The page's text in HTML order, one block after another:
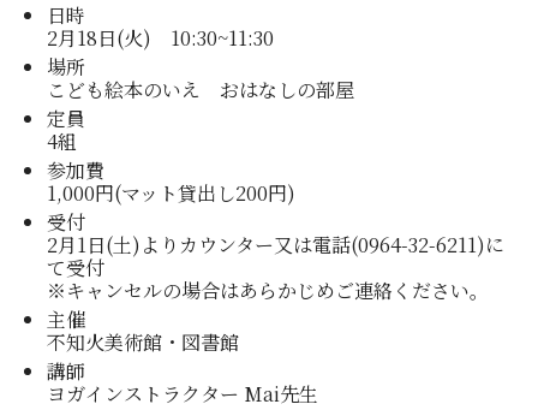
日時
2月18日(火) 10:30~11:30
場所
こども絵本のいえ おはなしの部屋
定員
4組
参加費
1,000円(マット貸出し200円)
受付
2月1日(土)よりカウンター又は電話(0964-32-6211)に
て受付
※キャンセルの場合はあらかじめご連絡ください。
主催
不知火美術館・図書館
講師
ヨガインストラクター Mai先生